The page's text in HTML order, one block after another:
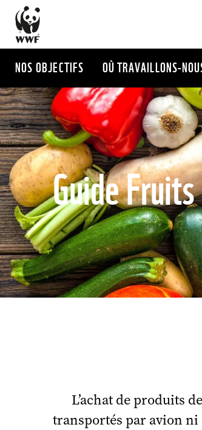
Aller
contenu
principal
NOS OBJECTIFS OÙ TRAVAILLONS-
Guide
L’achat de produits
transportés par avion ni